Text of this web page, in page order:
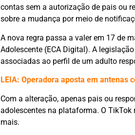
contas sem a autorização de pais ou
sobre a mudança por meio de
A nova regra passa a valer em 17 de
Adolescente (ECA Digital). A
associadas ao perfil de um adulto
LEIA: Operadora aposta em antenas
Com a alteração, apenas pais ou
adolescentes na plataforma. O
mais.